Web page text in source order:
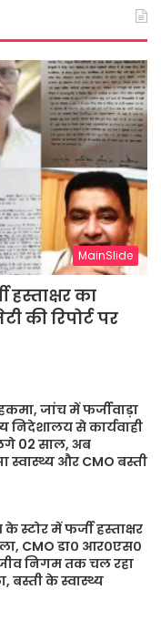
MainSlide
का
की रिपोर्ट पर
जांच में फर्जीवाड़ा
निदेशालय से कार्यवाही
02 साल, अब
स्वास्थ्य और CMO बस्ती
स्टोर में फर्जी हस्ताक्षर
CMO डा० आर०एस०
निगम तक चल रहा
बस्ती के स्वास्थ्य